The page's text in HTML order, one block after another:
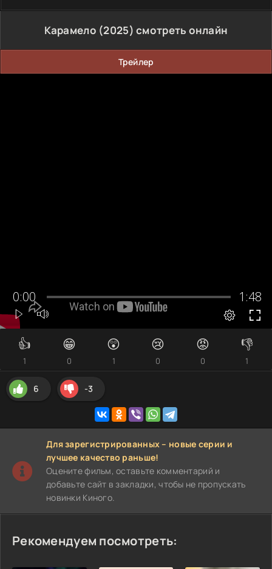
Карамело (2025) смотреть онлайн
Трейлер
👍
1
😁
0
😲
1
😢
0
😡
0
👎
1
6 -3
Для зарегистрированных – новые серии и
лучшее качество раньше!
Оцените фильм, оставьте комментарий и
добавьте сайт в закладки, чтобы не пропускать
новинки Киного.
Рекомендуем посмотреть: